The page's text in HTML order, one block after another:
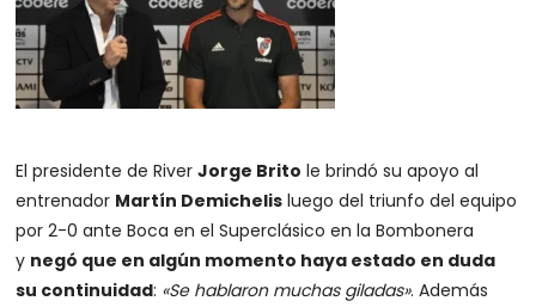
El presidente de RiverJorge Brito le brindó su apoyo al
entrenador Martín Demichelis luego del triunfo del equipo
por 2-0 ante Boca en el Superclásico en la Bombonera
y negó que en algún momento haya estado en duda
su continuidad: «Se hablaron muchas giladas». Además